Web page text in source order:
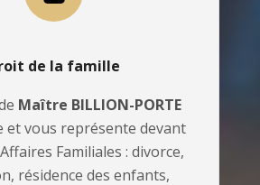
de la famille
Maître BILLION-PORTE
et vous représente devant
Familiales : divorce,
résidence des enfants,